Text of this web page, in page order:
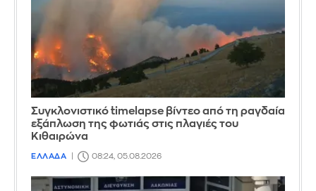
Συγκλονιστικό timelapse βίντεο από τη ραγδαία
εξάπλωση της φωτιάς στις πλαγιές του
Κιθαιρώνα
ΕΛΛΑΔΑ 08:24, 05.08.2026